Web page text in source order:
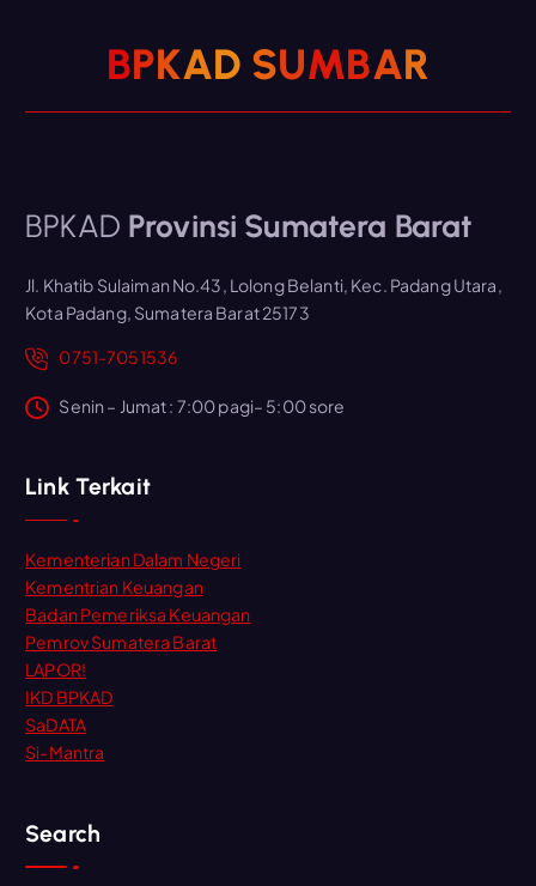
BPKAD SUMBAR
BPKAD Provinsi Sumatera Barat
Jl. Khatib Sulaiman No.43, Lolong Belanti, Kec. Padang Utara,
Kota Padang, Sumatera Barat 25173
0751-7051536
Senin – Jumat : 7:00 pagi– 5:00 sore
Link Terkait
Kementerian Dalam Negeri
Kementrian Keuangan
Badan Pemeriksa Keuangan
Pemrov Sumatera Barat
LAPOR!
IKD BPKAD
SaDATA
Si-Mantra
Search